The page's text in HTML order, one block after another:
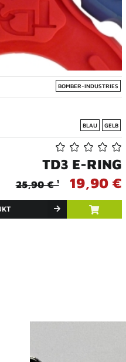
BOMBER-INDUSTRIES
BLAU GELB
TD3 E-RING
25,90 € ¹ 19,90 €